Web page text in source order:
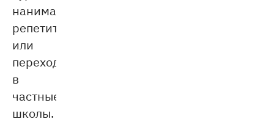
нанимать
репетиторов
или
переходить
в
частные
школы.